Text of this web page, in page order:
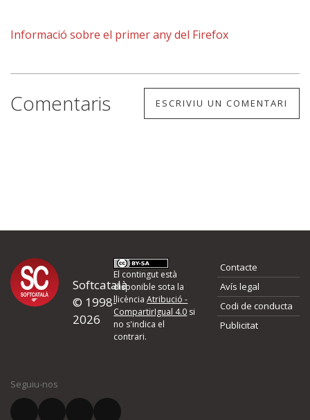
Informació sobre el primer any del Firefox
Comentaris ESCRIVIU UN COMENTARI
Softcatalà
© 1998-
2026
El contingut està
disponible sota la
llicènciaAtribució -
CompartirIgual 4.0 si
no s'indica el
contrari.
Contacte
Avís legal
Codi de conducta
Publicitat
Seguiu-nos